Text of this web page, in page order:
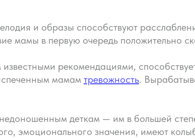
и образы способствуют
мамы в первую очередь положительно
рекомендациями,
мамам тревожность.
деткам — им в большей
эмоционального значения, имеют